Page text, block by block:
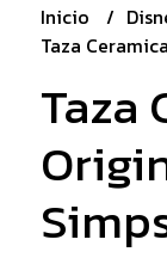
Inicio
Taza
Taza